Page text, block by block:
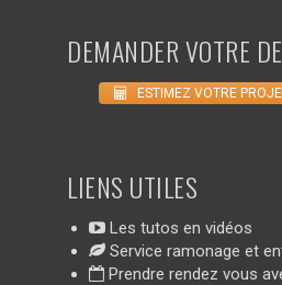
DEMANDER VOTRE
ESTIMEZ VOTRE
LIENS UTILES
Les tutos en vidéos
Service ramonage et
Prendre rendez vous